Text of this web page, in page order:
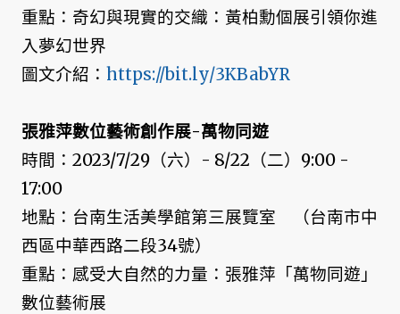
重點：奇幻與現實的交織：黃柏勳個展引領你進
入夢幻世界
圖文介紹： https://bit.ly/3KBabYR
張雅萍數位藝術創作展-萬物同遊
時間：2023/7/29（六）- 8/22（二）9:00 -
17:00
地點：台南生活美學館第三展覽室 （台南市中
西區中華西路二段34號）
重點：感受大自然的力量：張雅萍「萬物同遊」
數位藝術展